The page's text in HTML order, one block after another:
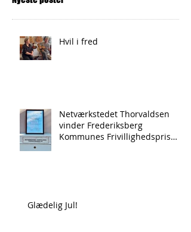
Hvil i fred
Netværkstedet Thorvaldsen
vinder Frederiksberg
Kommunes Frivillighedspris
Glædelig Jul!